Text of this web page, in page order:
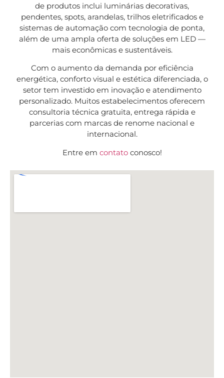
de produtos inclui luminárias decorativas,
pendentes, spots, arandelas, trilhos eletrificados e
sistemas de automação com tecnologia de ponta,
além de uma ampla oferta de soluções em LED —
mais econômicas e sustentáveis.
Com o aumento da demanda por eficiência
energética, conforto visual e estética diferenciada, o
setor tem investido em inovação e atendimento
personalizado. Muitos estabelecimentos oferecem
consultoria técnica gratuita, entrega rápida e
parcerias com marcas de renome nacional e
internacional.
Entre em contatoconosco!